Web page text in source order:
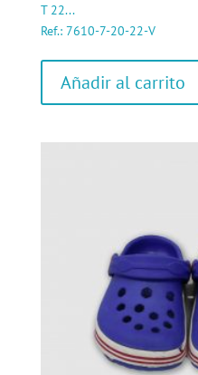
T 22...
Ref.: 7610-7-20-22-V
Añadir al carrito